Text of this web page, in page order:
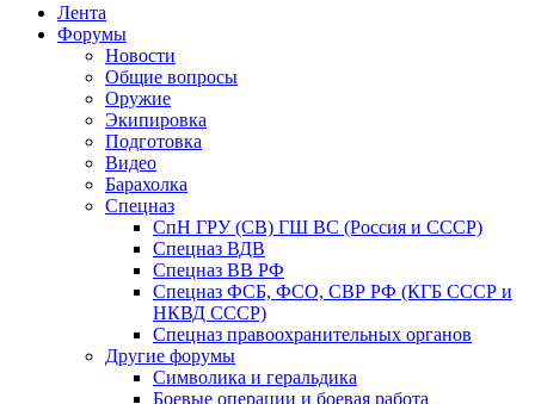
Лента
Форумы
Новости
Общие вопросы
Оружие
Экипировка
Подготовка
Видео
Барахолка
Спецназ
СпН ГРУ (СВ) ГШ ВС (Россия и СССР)
Спецназ ВДВ
Спецназ ВВ РФ
Спецназ ФСБ, ФСО, СВР РФ (КГБ СССР и
НКВД СССР)
Спецназ правоохранительных органов
Другие форумы
Символика и геральдика
Боевые операции и боевая работа